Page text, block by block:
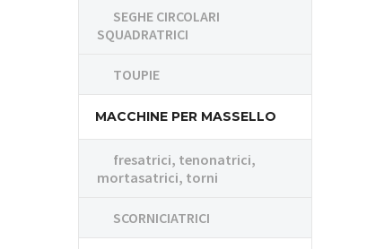
SEGHE CIRCOLARI
SQUADRATRICI
TOUPIE
MACCHINE PER MASSELLO
fresatrici, tenonatrici,
mortasatrici, torni
SCORNICIATRICI